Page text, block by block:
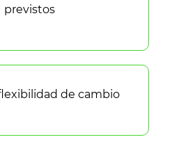
previstos
de cambio